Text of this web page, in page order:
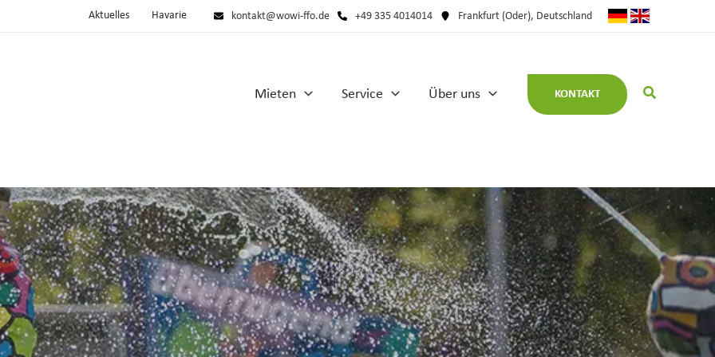
Aktuelles Havarie kontakt@wowi-ffo.de +49 335 4014014 Frankfurt (Oder), Deutschland
Mieten Service Über uns KONTAKT